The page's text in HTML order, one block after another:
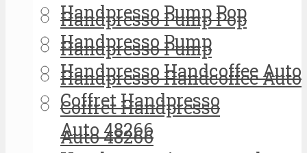
Handpresso Pump Pop
Handpresso Pump
Handpresso Handcoffee Auto
Coffret Handpresso
Auto 48266
Handpresso Pump Pop
Handpresso Pump
Handpresso Handcoffee Auto
Coffret Handpresso
Auto 48266